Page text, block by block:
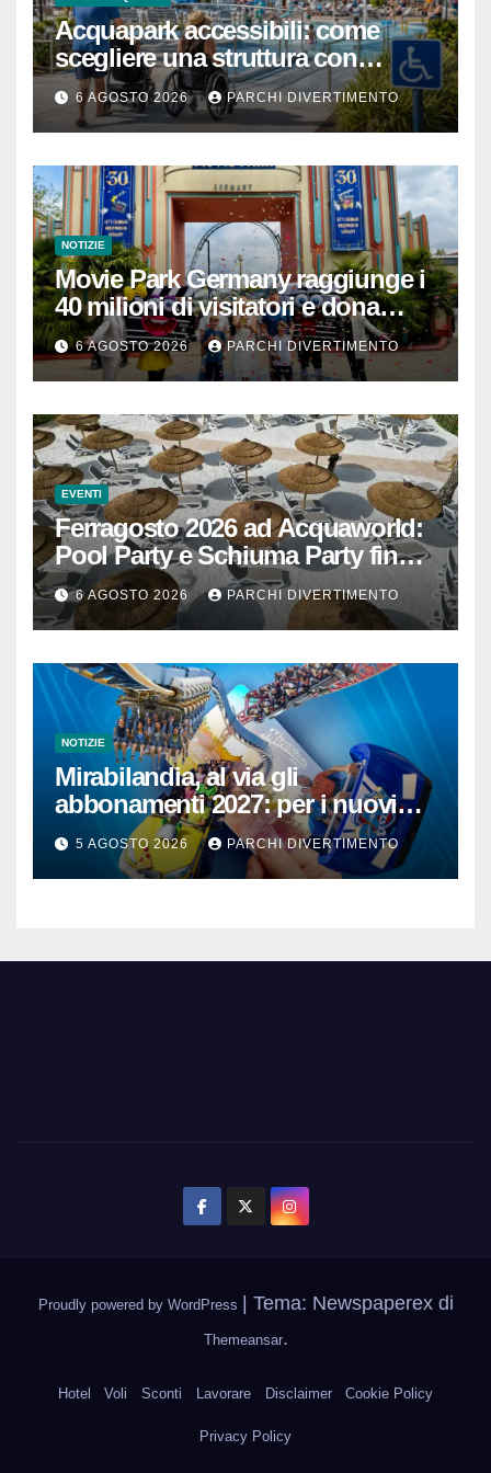
Acquapark accessibili: come
scegliere una struttura con
passeggino o sedia a rotelle
6 AGOSTO 2026 PARCHI DIVERTIMENTO
NOTIZIE
Movie Park Germany raggiunge i
40 milioni di visitatori e dona
40.000 euro
6 AGOSTO 2026 PARCHI DIVERTIMENTO
EVENTI
Ferragosto 2026 ad Acquaworld:
Pool Party e Schiuma Party fino a
mezzanotte
6 AGOSTO 2026 PARCHI DIVERTIMENTO
NOTIZIE
Mirabilandia, al via gli
abbonamenti 2027: per i nuovi
iscritti il 2026 è in omaggio
5 AGOSTO 2026 PARCHI DIVERTIMENTO
Proudly powered by WordPress | Tema: Newspaperex di
Themeansar.
Hotel Voli Sconti Lavorare Disclaimer Cookie Policy
Privacy Policy